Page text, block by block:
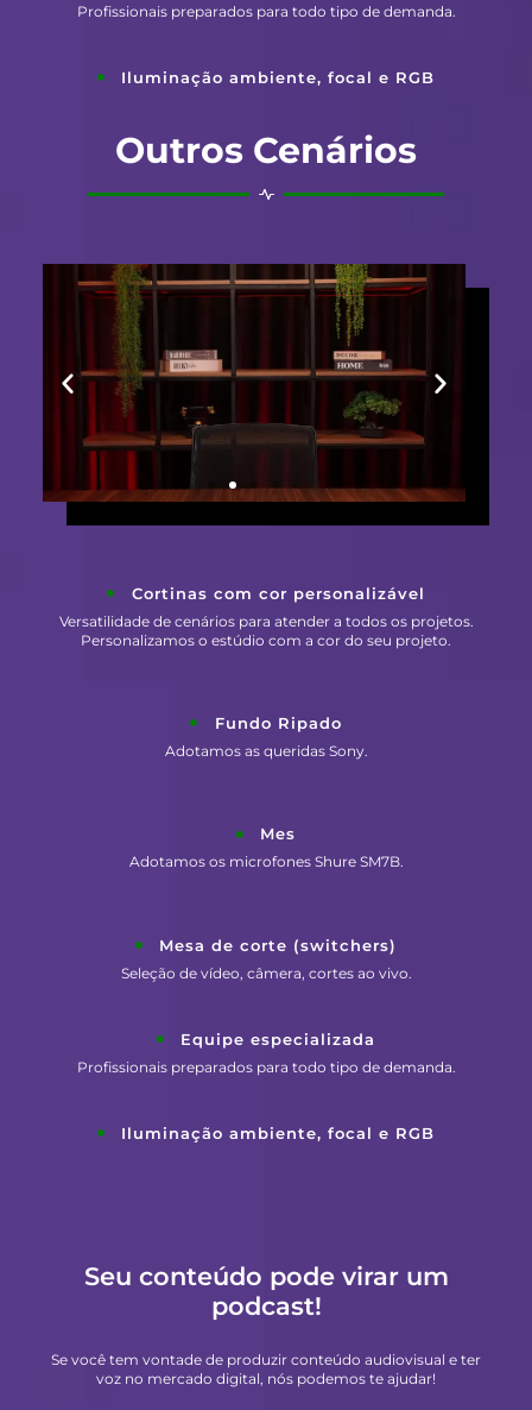
Profissionais preparados para todo tipo de demanda.
Iluminação ambiente, focal e RGB
Outros Cenários
Cortinas com cor personalizável
Versatilidade de cenários para atender a todos os projetos.
Personalizamos o estúdio com a cor do seu projeto.
Fundo Ripado
Adotamos as queridas Sony.
Mes
Adotamos os microfones Shure SM7B.
Mesa de corte (switchers)
Seleção de vídeo, câmera, cortes ao vivo.
Equipe especializada
Profissionais preparados para todo tipo de demanda.
Iluminação ambiente, focal e RGB
Seu conteúdo pode virar um
podcast!
Se você tem vontade de produzir conteúdo audiovisual e ter
voz no mercado digital, nós podemos te ajudar!